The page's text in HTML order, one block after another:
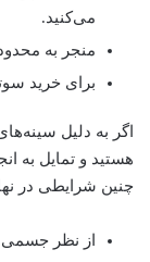
می‌کنید.
منجر به
برای خرید
اگر به دلیل
هستید و تمایل به
چنین شرایطی در
از نظر جسمی‌